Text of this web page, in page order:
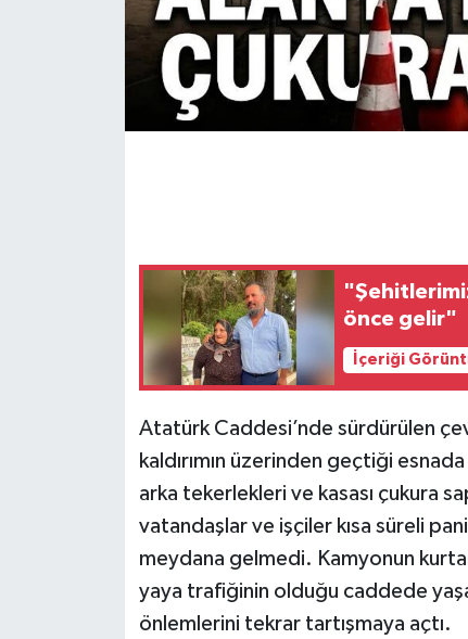
önce gelir"
İçeriği
Atatürk Caddesi’nde sürdürülen
kaldırımın üzerinden geçtiği
arka tekerlekleri ve kasası çukura
vatandaşlar ve işçiler kısa süreli
meydana gelmedi. Kamyonun
yaya trafiğinin olduğu caddede
önlemlerini tekrar tartışmaya açtı.